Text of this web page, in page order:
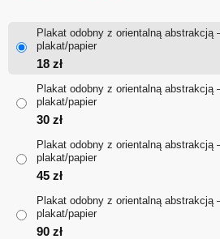
18 zł
170 zł
Plakat odobny z orientalną abstrakcją
plakat/papier
18 zł
Plakat odobny z orientalną abstrakcją
plakat/papier
30 zł
Plakat odobny z orientalną abstrakcją
plakat/papier
45 zł
Plakat odobny z orientalną abstrakcją
plakat/papier
90 zł